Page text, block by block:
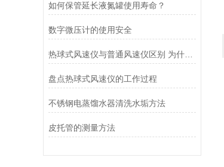
如何保管延长液氮罐使用寿命？
数字微压计的使用安全
热球式风速仪与普通风速仪区别 为什么测量选它？
盘点热球式风速仪的工作过程
不锈钢电蒸馏水器清洗水垢方法
皮托管的测量方法